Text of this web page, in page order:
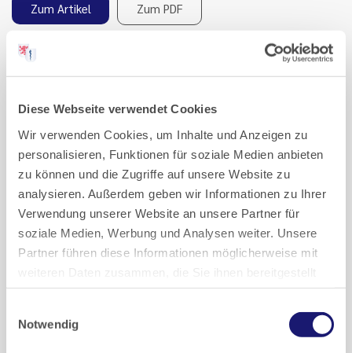
Diese Webseite verwendet Cookies
Wir verwenden Cookies, um Inhalte und Anzeigen zu
personalisieren, Funktionen für soziale Medien anbieten
zu können und die Zugriffe auf unsere Website zu
analysieren. Außerdem geben wir Informationen zu Ihrer
Verwendung unserer Website an unsere Partner für
soziale Medien, Werbung und Analysen weiter. Unsere
Partner führen diese Informationen möglicherweise mit
haben oder die sie im Rahmen Ihrer Nutzung der Dienste
Notwendig
Zum Artikel Zum PDF
30 Jahre Unterstützung psychisch kranker Kinder und
Jugendlicher und ihrer Eltern
Wo die staatliche Hilfe nicht
hinkommt, springt der Frankfurter
Verein ein
Diese Art von Ausstellung war eine Premiere. Der Anlass
ein ganz besonderer: Seit 30 Jahren besteht der
Werke seiner jungen Patientinnen und Patienten aus der
Ergotherapie. Ergänzt wurde die…